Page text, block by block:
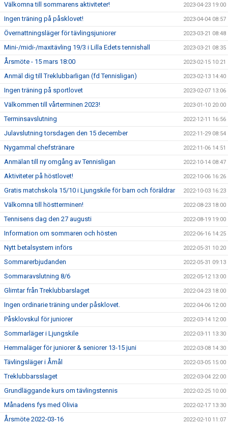
Välkomna till sommarens aktiviteter! 2023-04-23 19:00
Ingen träning på påsklovet! 2023-04-04 08:57
Övernattningsläger för tävlingsjuniorer 2023-03-21 08:48
Mini-/midi-/maxitävling 19/3 i Lilla Edets tennishall 2023-03-21 08:35
Årsmöte - 15 mars 18:00 2023-02-15 10:21
Anmäl dig till Treklubbarligan (fd Tennisligan) 2023-02-13 14:40
Ingen träning på sportlovet 2023-02-07 13:06
Välkommen till vårterminen 2023! 2023-01-10 20:00
Terminsavslutning 2022-12-11 16:56
Julavslutning torsdagen den 15 december 2022-11-29 08:54
Nygammal chefstränare 2022-11-06 14:51
Anmälan till ny omgång av Tennisligan 2022-10-14 08:47
Aktiviteter på höstlovet! 2022-10-06 16:26
Gratis matchskola 15/10 i Ljungskile för barn och föräldrar 2022-10-03 16:23
Välkomna till höstterminen! 2022-08-23 18:00
Tennisens dag den 27 augusti 2022-08-19 19:00
Information om sommaren och hösten 2022-06-16 14:25
Nytt betalsystem införs 2022-05-31 10:20
Sommarerbjudanden 2022-05-31 09:13
Sommaravslutning 8/6 2022-05-12 13:00
Glimtar från Treklubbarslaget 2022-04-23 18:00
Ingen ordinarie träning under påsklovet. 2022-04-06 12:00
Påsklovskul för juniorer 2022-03-14 12:00
Sommarläger i Ljungskile 2022-03-11 13:30
Hemmaläger för juniorer & seniorer 13-15 juni 2022-03-08 14:30
Tävlingsläger i Åmål 2022-03-05 15:00
Treklubbarsslaget 2022-03-04 22:00
Grundläggande kurs om tävlingstennis 2022-02-25 10:00
Månadens fys med Olivia 2022-02-17 13:30
Årsmöte 2022-03-16 2022-02-10 11:07